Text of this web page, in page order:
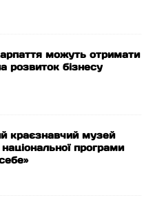
можуть отримати
розвиток бізнесу
краєзнавчий музей
програми